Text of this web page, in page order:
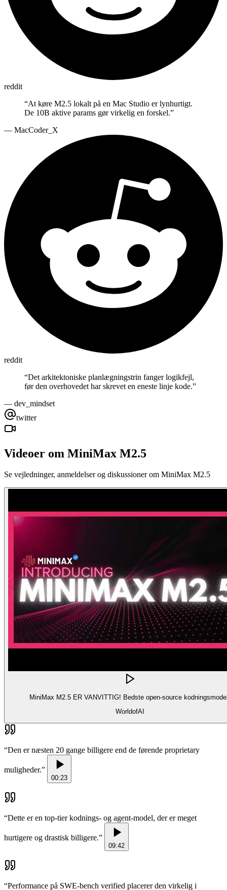
reddit
“At køre M2.5 lokalt på en Mac Studio er lynhurtigt.
De 10B aktive params gør virkelig en forskel.”
— MacCoder_X
reddit
“Det arkitektoniske planlægningstrin fanger logikfejl,
før den overhovedet har skrevet en eneste linje kode.”
— dev_mindset
twitter
Videoer om MiniMax M2.5
Se vejledninger, anmeldelser og diskussioner om MiniMax M2.5
MiniMax M2.5 ER VANVITTIG! Bedste open-source
WorldofAI
“Den er næsten 20 gange billigere end de førende proprietary
muligheder.”
00:23
“Dette er en top-tier kodnings- og agent-model, der er meget
hurtigere og drastisk billigere.”
09:42
“Performance på SWE-bench verified placerer den virkelig i